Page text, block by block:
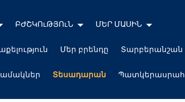
ԲԺՇԿՈւԹՅՈւՆ ՄԵՐ ՄԱՍԻՆ
Մեր բրենդը Տարբերանշան
Տեսադարան Պատկերասրահ